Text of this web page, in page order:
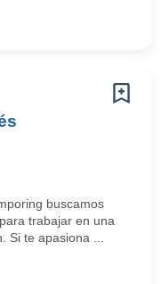
buscamos
trabajar en una
Si te apasiona ...